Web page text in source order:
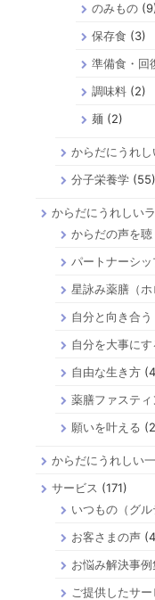
のみもの
保存食 (3)
準備食・回
調味料(2)
麺 (2)
からだにうれ
分子栄養学 (55)
からだにうれしい
からだの声を聴
パートナーシッ
星詠み薬膳（ホ
自分と向き合う
自分を大事にす
自由な生き方
薬膳ファスティ
願いを叶える
からだにうれしい
サービス (171)
いつもの（グル
お客さまの声
お悩み解決事例
ご提供したサー